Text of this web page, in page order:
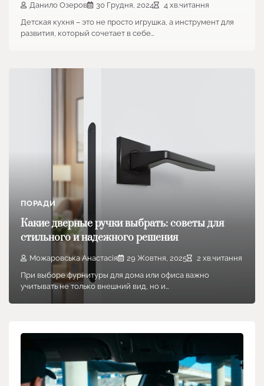
Данило Озеров 30 Грудня, 2024
4 хв.читання
Детская кухня – это не просто игрушка, а инструмент для
развития, который сочетает в себе…
ПОРАДИ
Какие дверные ручки выбрать: советы для
стильного и надежного решения
Можаровська Анастасія 29 Жовтня, 2025
2 хв.читання
При выборе фурнитуры для дома или офиса важно
учитывать не только внешний вид, но и…